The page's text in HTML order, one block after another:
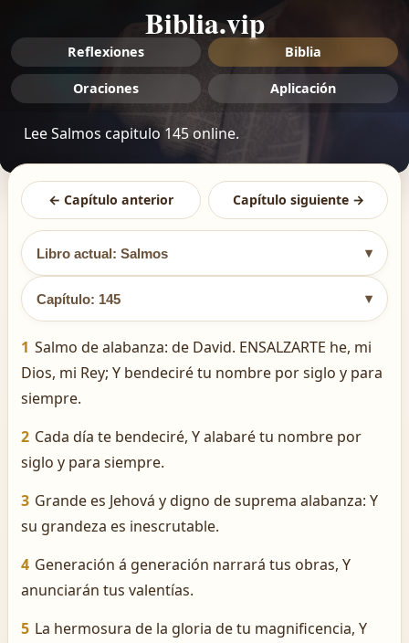
Biblia.vip
Reflexiones Biblia
Oraciones Aplicación
Lee Salmos capitulo 145 online.
← Capítulo anterior Capítulo siguiente →
Libro actual: Salmos ▾
Capítulo: 145 ▾
1 Salmo de alabanza: de David. ENSALZARTE he, mi
Dios, mi Rey; Y bendeciré tu nombre por siglo y para
siempre.
2 Cada día te bendeciré, Y alabaré tu nombre por
siglo y para siempre.
3 Grande es Jehová y digno de suprema alabanza: Y
su grandeza es inescrutable.
4 Generación á generación narrará tus obras, Y
anunciarán tus valentías.
5 La hermosura de la gloria de tu magnificencia, Y